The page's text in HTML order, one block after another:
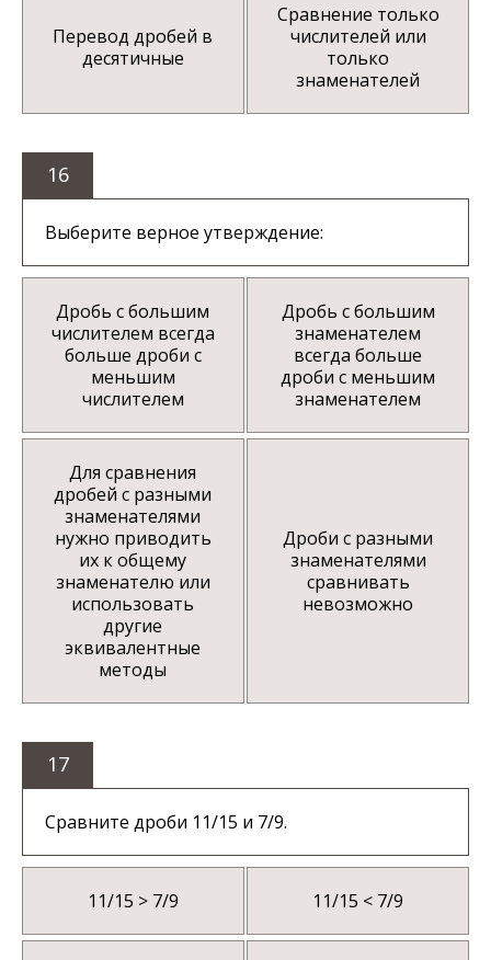
Перевод дробей в
десятичные
Сравнение только
числителей или
только
знаменателей
16
Выберите верное утверждение:
Дробь с большим
числителем всегда
больше дроби с
меньшим
числителем
Дробь с большим
знаменателем
всегда больше
дроби с меньшим
знаменателем
Для сравнения
дробей с разными
знаменателями
нужно приводить
их к общему
знаменателю или
использовать
другие
эквивалентные
методы
Дроби с разными
знаменателями
сравнивать
невозможно
17
Сравните дроби 11/15 и 7/9.
11/15 > 7/9 11/15 < 7/9